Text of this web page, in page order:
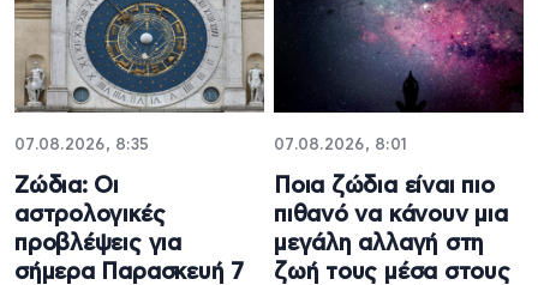
07.08.2026, 8:35
Ζώδια: Οι
αστρολογικές
προβλέψεις για
σήμερα Παρασκευή 7
07.08.2026, 8:01
Ποια ζώδια είναι πιο
πιθανό να κάνουν μια
μεγάλη αλλαγή στη
ζωή τους μέσα στους